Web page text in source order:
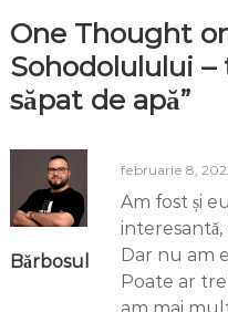
One Thought
Sohodolulului –
săpat de apă”
Bărbosul
februarie 8,
Am fost și
interesantă,
Dar nu am
Poate ar